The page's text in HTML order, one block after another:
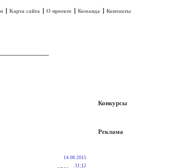
Карта сайта О проекте Команда Контакты
14.08.2015
11:12
Конкурсы
Реклама